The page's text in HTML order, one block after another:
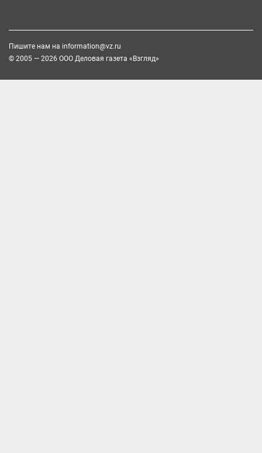
Пишите нам на information@vz.ru
© 2005 — 2026 ООО Деловая газета «Взгляд»